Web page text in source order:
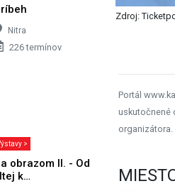
Nitra
226 termínov
>
obrazom II. - Od
k…
Zdroj:
Portál
uskutočnené
organizátora.